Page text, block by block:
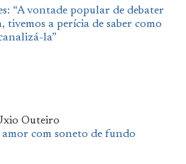
“A vontade popular de debater
tivemos a perícia de saber como
la”
Outeiro
amor com soneto de fundo